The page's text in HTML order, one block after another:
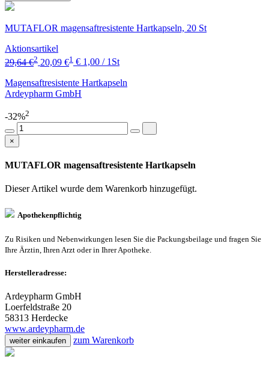
MUTAFLOR magensaftresistente Hartkapseln, 20 St
Aktionsartikel
29,64 €2 20,09 €1 € 1,00 / 1St
Magensaftresistente Hartkapseln
Ardeypharm GmbH
-32%2
×
MUTAFLOR magensaftresistente Hartkapseln
Dieser Artikel wurde dem Warenkorb hinzugefügt.
Apothekenpflichtig
Zu Risiken und Nebenwirkungen lesen Sie die Packungsbeilage und fragen Sie
Ihre Ärztin, Ihren Arzt oder in Ihrer Apotheke.
Herstelleradresse:
Ardeypharm GmbH
Loerfeldstraße 20
58313 Herdecke
www.ardeypharm.de
weiter einkaufen zum Warenkorb